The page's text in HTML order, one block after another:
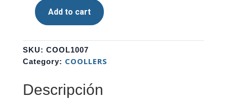
WATER
COOLER
CORSAIR
H100i
v2
2
X
Add to cart
SKU: COOL1007
Category: COOLLERS
Descripción